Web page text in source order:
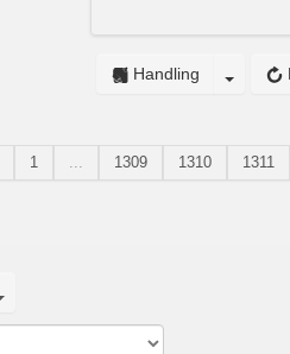
Handling
1 ... 1309 1310 1311